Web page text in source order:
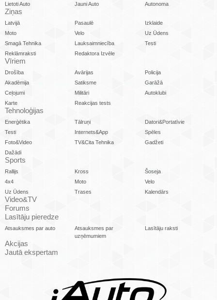
Lietoti Auto Jauni Auto Autonoma
Ziņas
Latvijā Pasaulē
Izklaide
Moto
Velo
Uz Ūdens
Smagā Tehnika
Lauksaimniecība
Testi
Reklāmraksti
Redaktora Izvēle
Vīriem
Drošība Avārijas
Policija
Akadēmija
Satiksme
Garāžā
Ceļojumi
Militāri
Autoklubi
Karte
Reakcijas tests
Tehnoloģijas
Enerģētika Tālruņi
Datori&Portatīvie
Testi
Internets&App
Spēles
Foto&Video
TV&Cita Tehnika
Gadžeti
Dažādi
Sports
Rallijs Kross
Šoseja
4x4
Moto
Velo
Uz Ūdens
Trases Kalendārs
Video&TV
Forums
Lasītāju pieredze
Atsauksmes par auto
Atsauksmes par
uzņēmumiem
Lasītāju raksti
Akcijas
Jautā ekspertam